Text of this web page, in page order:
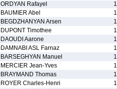
ORDYAN Rafayel
BAUMIER Abel
BEGDZHANYAN Arsen
DUPONT Timothee
DAOUDI Aarone
DAMNABI ASL Farnaz
BARSEGHYAN Manuel
MERCIER Jean-Yves
BRAYMAND Thomas
ROYER Charles-Henri